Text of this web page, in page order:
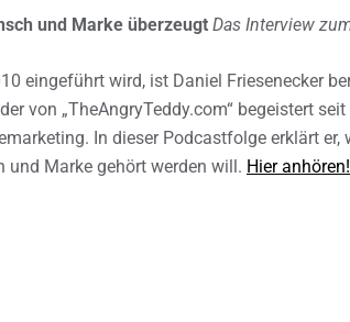
und Marke überzeugt Das Interview
eingeführt wird, ist Daniel Friesenecker
von „TheAngryTeddy.com“ begeistert
In dieser Podcastfolge erklärt
und Marke gehört werden will. Hier anhören!